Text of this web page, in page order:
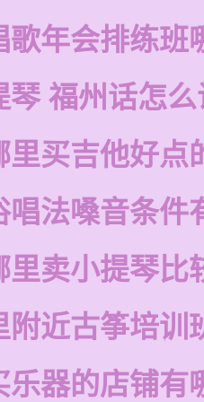
歌年会排练班
琴 福州话怎
里买吉他好点
唱法嗓音条件
里卖小提琴比
附近古筝培训
乐器的店铺有